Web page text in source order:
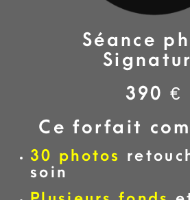
Séance
390 €
Ce forfait
30 photos
soin